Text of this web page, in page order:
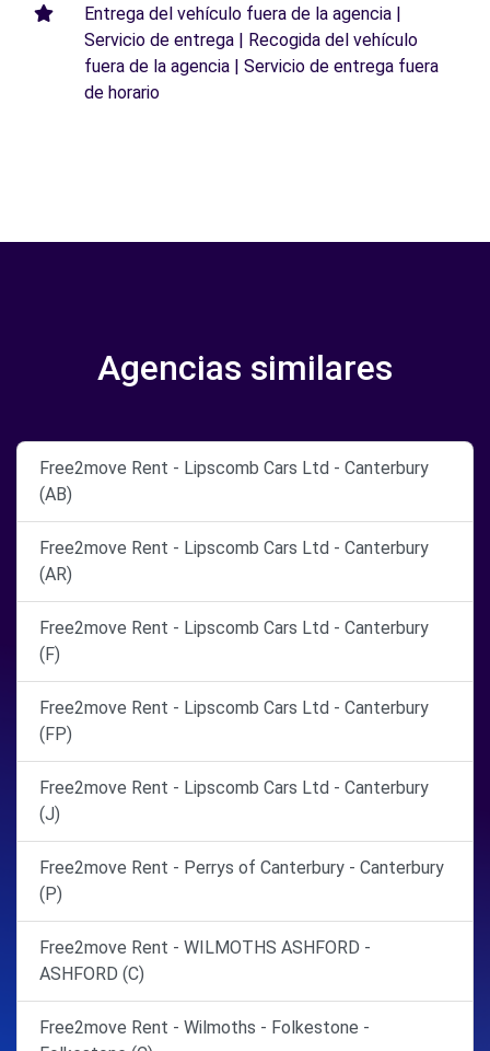
Entrega del vehículo fuera de la agencia |
Servicio de entrega | Recogida del vehículo
fuera de la agencia | Servicio de entrega fuera
de horario
Agencias similares
Free2move Rent - Lipscomb Cars Ltd - Canterbury
(AB)
Free2move Rent - Lipscomb Cars Ltd - Canterbury
(AR)
Free2move Rent - Lipscomb Cars Ltd - Canterbury
(F)
Free2move Rent - Lipscomb Cars Ltd - Canterbury
(FP)
Free2move Rent - Lipscomb Cars Ltd - Canterbury
(J)
Free2move Rent - Perrys of Canterbury - Canterbury
(P)
Free2move Rent - WILMOTHS ASHFORD -
ASHFORD (C)
Free2move Rent - Wilmoths - Folkestone -